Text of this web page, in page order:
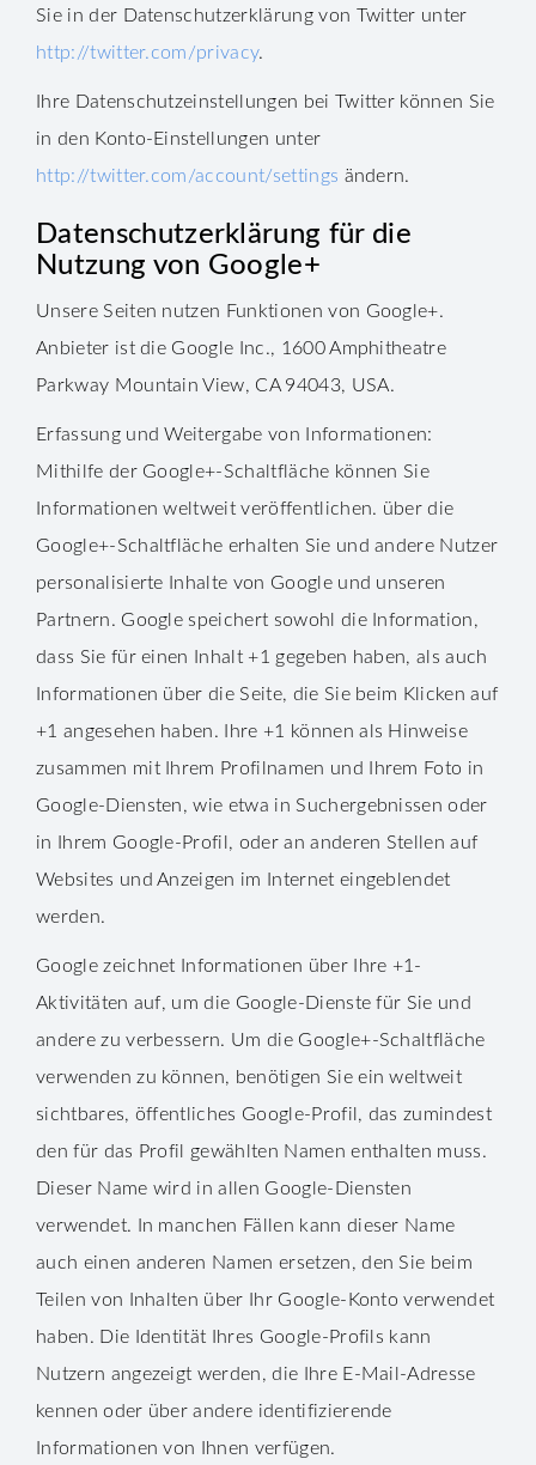
Sie in der Datenschutzerklärung von Twitter unter
http://twitter.com/privacy.
Ihre Datenschutzeinstellungen bei Twitter können Sie
in den Konto-Einstellungen unter
http://twitter.com/account/settings ändern.
Datenschutzerklärung für die
Nutzung von Google+
Unsere Seiten nutzen Funktionen von Google+.
Anbieter ist die Google Inc., 1600 Amphitheatre
Parkway Mountain View, CA 94043, USA.
Erfassung und Weitergabe von Informationen:
Mithilfe der Google+-Schaltfläche können Sie
Informationen weltweit veröffentlichen. über die
Google+-Schaltfläche erhalten Sie und andere Nutzer
personalisierte Inhalte von Google und unseren
Partnern. Google speichert sowohl die Information,
dass Sie für einen Inhalt +1 gegeben haben, als auch
Informationen über die Seite, die Sie beim Klicken auf
+1 angesehen haben. Ihre +1 können als Hinweise
zusammen mit Ihrem Profilnamen und Ihrem Foto in
Google-Diensten, wie etwa in Suchergebnissen oder
in Ihrem Google-Profil, oder an anderen Stellen auf
Websites und Anzeigen im Internet eingeblendet
werden.
Google zeichnet Informationen über Ihre +1-
Aktivitäten auf, um die Google-Dienste für Sie und
andere zu verbessern. Um die Google+-Schaltfläche
verwenden zu können, benötigen Sie ein weltweit
sichtbares, öffentliches Google-Profil, das zumindest
den für das Profil gewählten Namen enthalten muss.
Dieser Name wird in allen Google-Diensten
verwendet. In manchen Fällen kann dieser Name
auch einen anderen Namen ersetzen, den Sie beim
Teilen von Inhalten über Ihr Google-Konto verwendet
haben. Die Identität Ihres Google-Profils kann
Nutzern angezeigt werden, die Ihre E-Mail-Adresse
kennen oder über andere identifizierende
Informationen von Ihnen verfügen.